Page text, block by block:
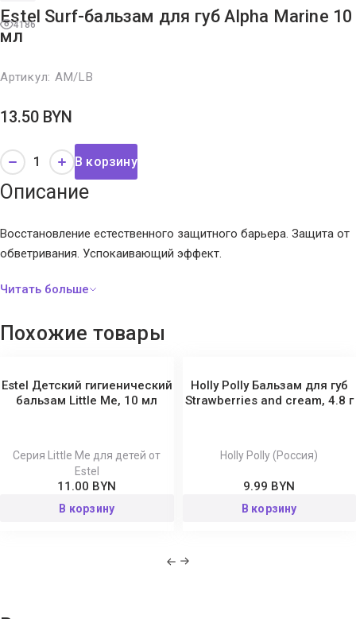
4186
Estel Surf-бальзам для губ Alpha Marine 10
мл
Артикул: AM/LB
13.50 BYN
В корзину
Описание
Восстановление естественного защитного барьера. Защита от
обветривания. Успокаивающий эффект.
Похожие товары
Estel Детский гигиенический
бальзам Little Me, 10 мл
Серия Little Me для детей от
Estel
11.00 BYN
В корзину
Holly Polly Бальзам для губ
Strawberries and cream, 4.8 г
Holly Polly (Россия)
9.99 BYN
В корзину